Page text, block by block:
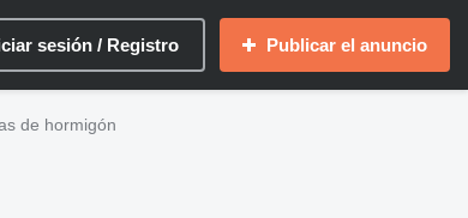
sesión / Registro Publicar el anuncio
de hormigón